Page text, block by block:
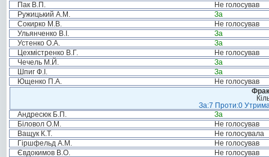
Пак В.П.
Не голосував
Ружицький А.М.
За
Сокирко М.В.
Не голосував
Ульянченко В.І.
За
Устенко О.А.
За
Цехмістренко В.Г.
Не голосував
Чечель М.Й.
За
Шпиг Ф.І.
За
Ющенко П.А.
Не голосував
За:7 Проти:0
Андресюк Б.П.
За
Біловол О.М.
Не голосував
Ващук К.Т.
Не голосувала
Гіршфельд А.М.
Не голосував
Євдокимов В.О.
Не голосував